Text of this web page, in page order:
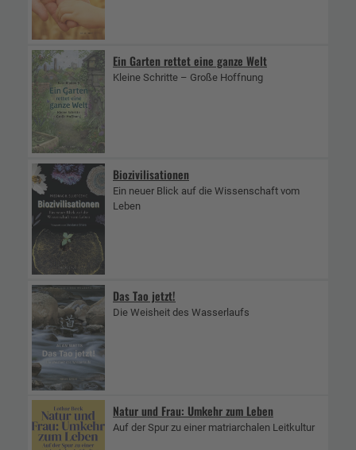
Ein Garten rettet eine ganze Welt
Kleine Schritte – Große Hoffnung
Biozivilisationen
Ein neuer Blick auf die Wissenschaft vom
Leben
Das Tao jetzt!
Die Weisheit des Wasserlaufs
Natur und Frau: Umkehr zum Leben
Auf der Spur zu einer matriarchalen Leitkultur